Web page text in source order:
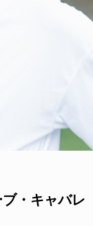
・キャバレ